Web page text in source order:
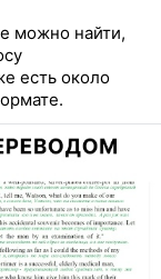
можно найти,
есть около